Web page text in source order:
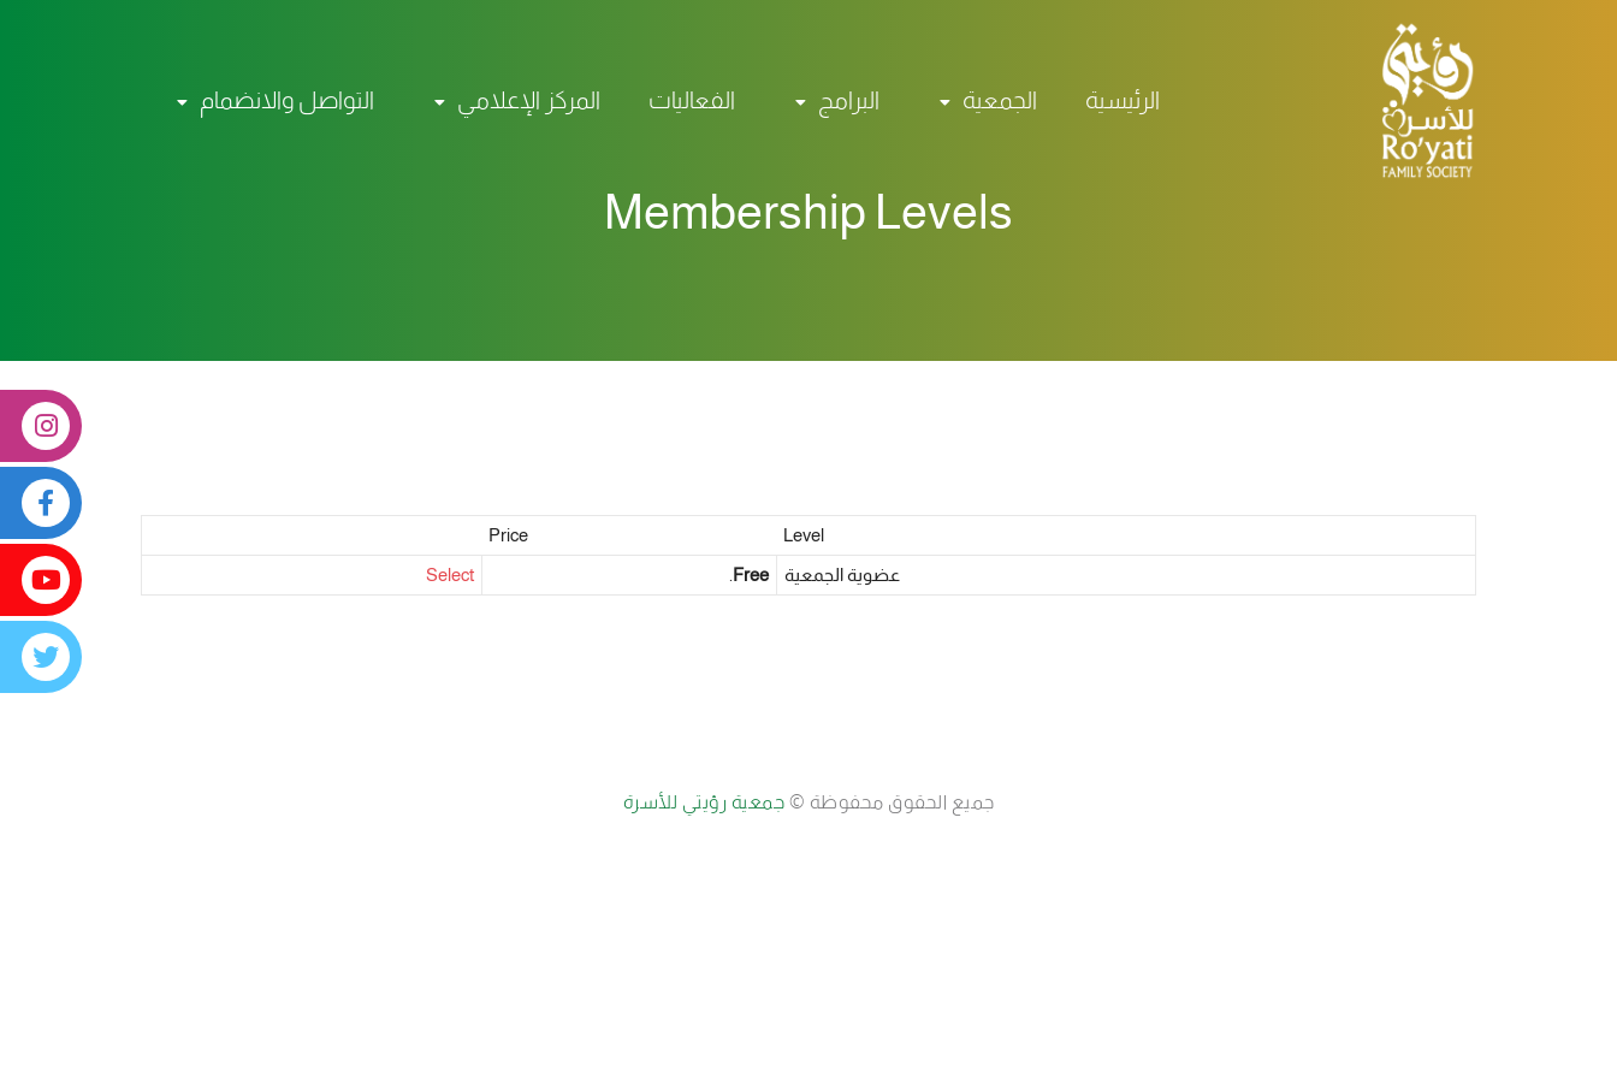
الرئيسية الجمعية البرامج الفعاليات المركز الإعلامي التواصل والانضمام
Membership Levels
Level
Price
عضوية الجمعية
Free
Select
جميع الحقوق محفوظة © جمعية رؤيتي للأسرة